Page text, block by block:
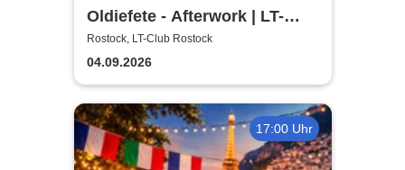
Oldiefete - Afterwork | LT-
Club Rostock
Rostock, LT-Club Rostock
04.09.2026
17:00 Uhr